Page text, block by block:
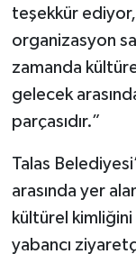
teşekkür
organizasyon
zamanda
gelecek
parçasıdır.”
Talas
arasında yer
kültürel kimliğini
yabancı